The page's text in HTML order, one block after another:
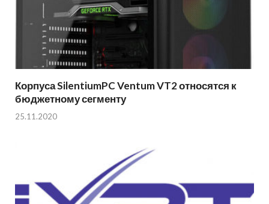
Корпуса SilentiumPC Ventum VT2 относятся к
бюджетному сегменту
25.11.2020